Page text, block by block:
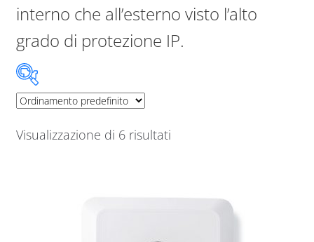
Shop
interno che all’esterno visto l’alto
grado di protezione IP.
Visualizzazione di 6 risultati